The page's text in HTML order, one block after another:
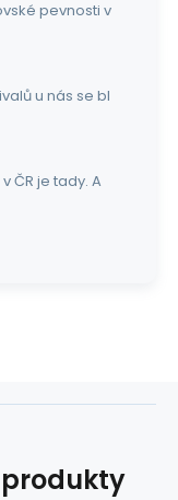
pevnosti v
u nás se bl
ČR je tady. A